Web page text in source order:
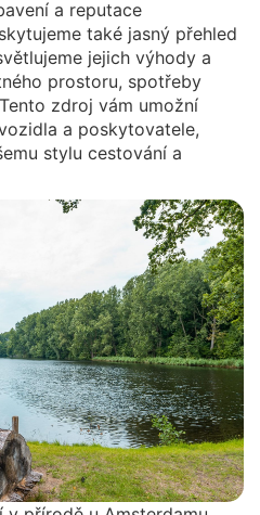
a reputace
také jasný přehled
jejich výhody a
prostoru, spotřeby
zdroj vám umožní
a poskytovatele,
stylu cestování a